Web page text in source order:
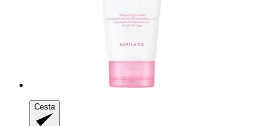
Cesta